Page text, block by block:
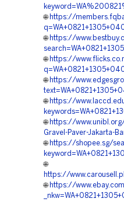
🌐 https://
🌐 https://
🌐 https://
🌐 https://
🌐 https://
🌐 https://
Gravel-Paver-Jakarta-
🌐 https://shopee.sg/
🌐
https://
🌐 https://